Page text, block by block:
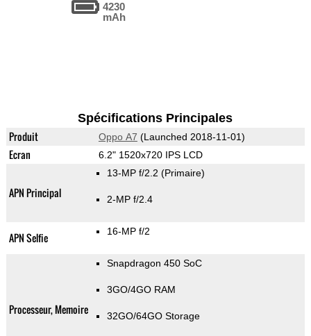
4230
mAh
Spécifications Principales
Produit Oppo A7 (Launched 2018-11-01)
Ecran 6.2" 1520x720 IPS LCD
APN Principal
13-MP f/2.2 (Primaire)
2-MP f/2.4
APN Selfie 16-MP f/2
Processeur, Memoire
Snapdragon 450 SoC
3GO/4GO RAM
32GO/64GO Storage